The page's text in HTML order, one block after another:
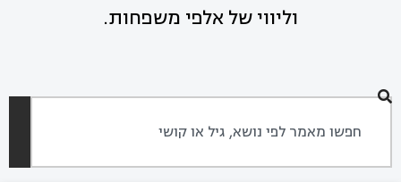
וליווי של אלפי משפחות.